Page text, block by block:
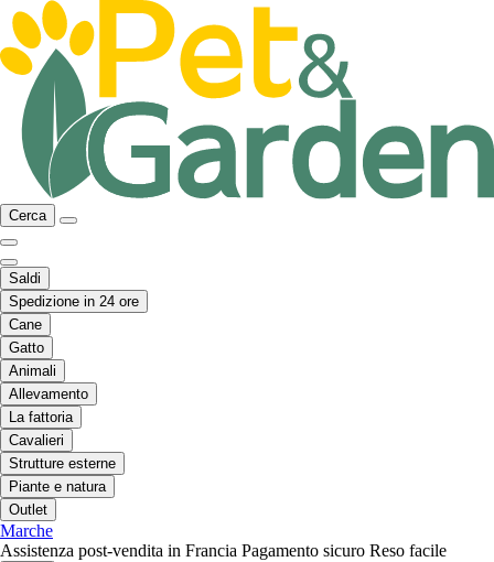
Cerca
Saldi
Spedizione in 24 ore
Cane
Gatto
Animali
Allevamento
La fattoria
Cavalieri
Strutture esterne
Piante e natura
Outlet
Marche
Assistenza post-vendita in Francia Pagamento sicuro Reso facile